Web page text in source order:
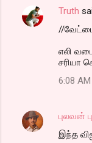
Truth
//
எலி
சரியா
6:08 AM
புலவன்
இந்த